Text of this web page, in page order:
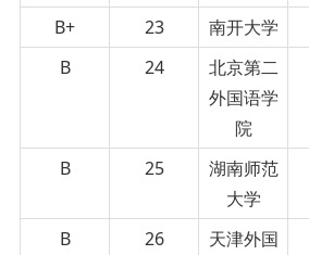
B+ 23 南开大学
B
24
北京第二
外国语学
院
B 25
湖南师范
大学
B 26
天津外国